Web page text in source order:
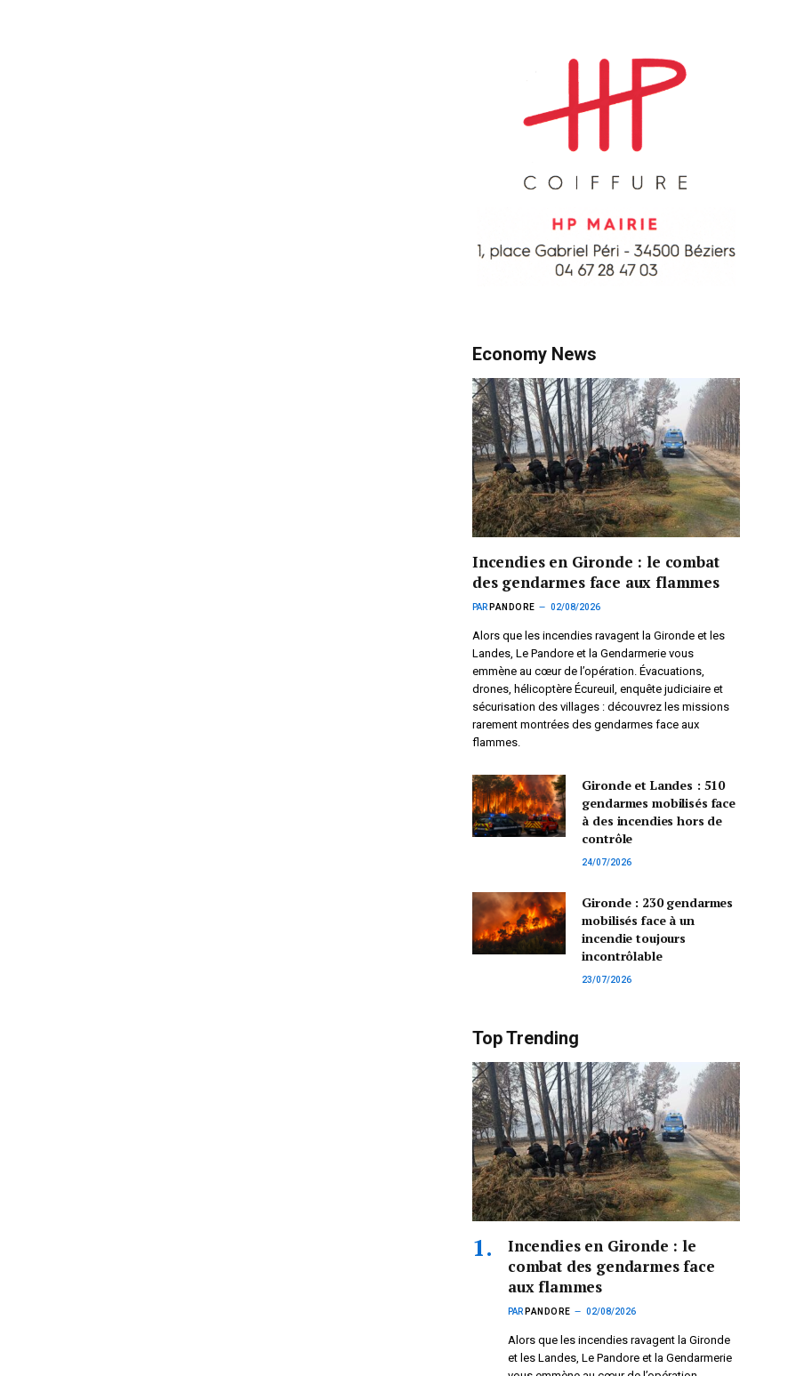
Economy News
Incendies en Gironde : le combat
des gendarmes face aux flammes
PAR PANDORE 02/08/2026
Alors que les incendies ravagent la Gironde et les
Landes, Le Pandore et la Gendarmerie vous
emmène au cœur de l’opération. Évacuations,
drones, hélicoptère Écureuil, enquête judiciaire et
sécurisation des villages : découvrez les missions
rarement montrées des gendarmes face aux
flammes.
Gironde et Landes : 510
gendarmes mobilisés face
à des incendies hors de
contrôle
24/07/2026
Gironde : 230 gendarmes
mobilisés face à un
incendie toujours
incontrôlable
23/07/2026
Top Trending
Incendies en Gironde : le
combat des gendarmes face
aux flammes
PAR PANDORE 02/08/2026
Alors que les incendies ravagent la Gironde
et les Landes, Le Pandore et la Gendarmerie